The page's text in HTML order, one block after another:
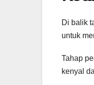
Di balik
untuk
Tahap
kenyal